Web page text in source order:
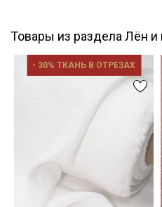
Товары из раздела Лён и
- 30% ТКАНЬ В ОТРЕЗАХ